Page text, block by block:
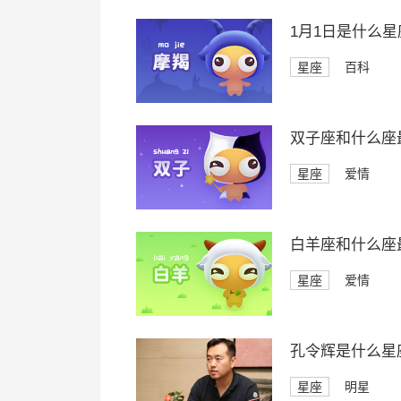
1月1日是什么星
星座 百科
双子座和什么座
星座 爱情
白羊座和什么座
星座 爱情
孔令辉是什么星
星座 明星